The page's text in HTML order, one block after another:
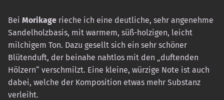
Bei Morikage rieche ich eine deutliche, sehr angenehme
Sandelholzbasis, mit warmem, süß-holzigen, leicht
milchigem Ton. Dazu gesellt sich ein sehr schöner
Blütenduft, der beinahe nahtlos mit den „duftenden
Hölzern“ verschmilzt. Eine kleine, würzige Note ist auch
dabei, welche der Komposition etwas mehr Substanz
verleiht.